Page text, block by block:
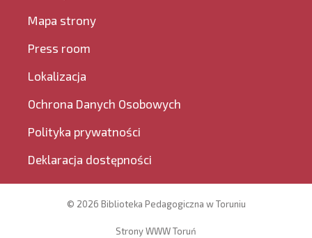
Mapa strony
Press room
Lokalizacja
Ochrona Danych Osobowych
Polityka prywatności
Deklaracja dostępności
© 2026 Biblioteka Pedagogiczna w Toruniu
Strony WWW Toruń